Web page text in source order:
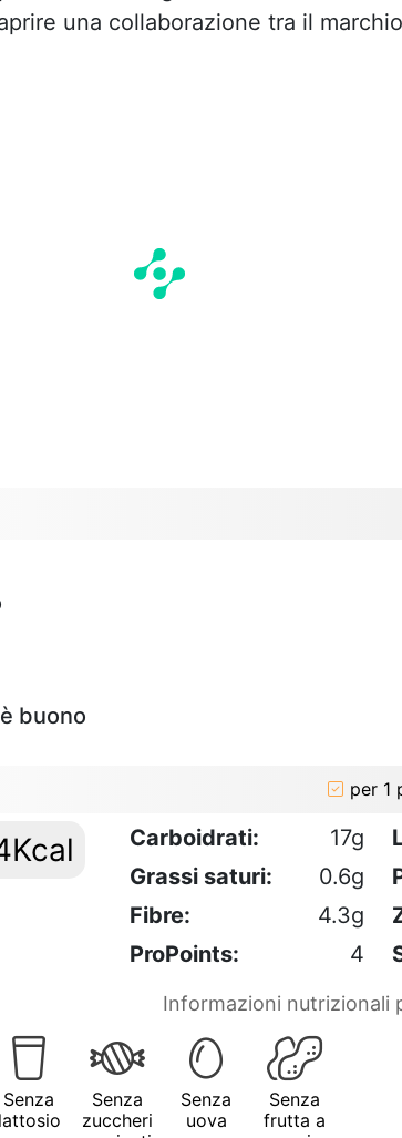
una collaborazione tra il
buono
per 1
Carboidrati: 17g
Grassi saturi:
0.6g
Fibre:
4.3g
ProPoints:
4
Informazioni nutrizionali
Senza
lattosio
Senza
zuccheri
Senza
uova
Senza
frutta a